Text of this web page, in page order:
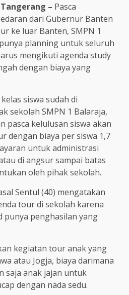
– Pasca
dari Gubernur Banten
ke luar Banten, SMPN 1
planning untuk seluruh
mengikuti agenda study
dengan biaya yang
siswa sudah di
sekolah SMPN 1 Balaraja,
pasca kelulusan siswa akan
dengan biaya per siswa 1,7
untuk administrasi
di angsur sampai batas
oleh pihak sekolah.
Sentul (40) mengatakan
tour di sekolah karena
punya penghasilan yang
kegiatan tour anak yang
atau Jogja, biaya darimana
saja anak jajan untuk
dengan nada sedu.